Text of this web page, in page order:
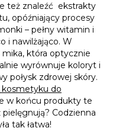
też znaleźć ekstrakty
opóźniający procesy
– pełny witamin i
i nawilżająco. W
mika, która optycznie
wyrównuje koloryt i
połysk zdrowej skóry.
kosmetyku do
w końcu produkty te
Codzienna
tak łatwa!